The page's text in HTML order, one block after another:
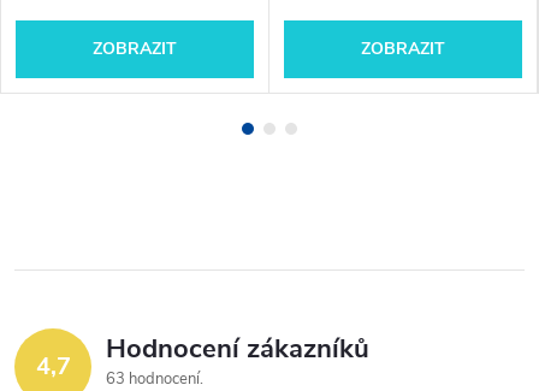
ZOBRAZIT ZOBRAZIT
4,7 Hodnocení zákazníků
63 hodnocení